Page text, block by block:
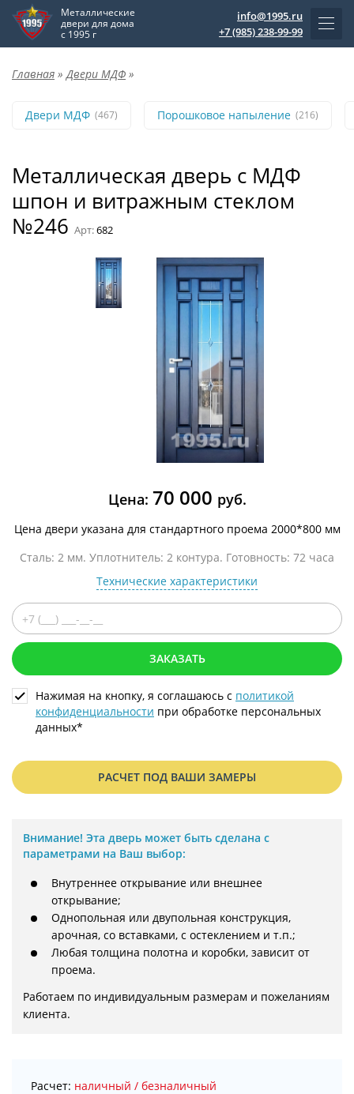
Металлические
двери для дома
с 1995 г
info@1995.ru
+7 (985) 238-99-99
Главная » Двери МДФ »
Двери МДФ (467) Порошковое напыление (216)
Металлическая дверь с МДФ
шпон и витражным стеклом
№246 Арт:682
Цена: 70 000 руб.
Цена двери указана для стандартного проема 2000*800 мм
Сталь: 2 мм. Уплотнитель: 2 контура. Готовность: 72 часа
Технические характеристики
ЗАКАЗАТЬ
Нажимая на кнопку, я соглашаюсь с политикой
конфиденциальности при обработке персональных
данных*
РАСЧЕТ ПОД ВАШИ ЗАМЕРЫ
Внимание! Эта дверь может быть сделана с
параметрами на Ваш выбор:
Внутреннее открывание или внешнее
открывание;
Однопольная или двупольная конструкция,
арочная, со вставками, с остеклением и т.п.;
Любая толщина полотна и коробки, зависит от
проема.
Работаем по индивидуальным размерам и пожеланиям
клиента.
Расчет: наличный / безналичный